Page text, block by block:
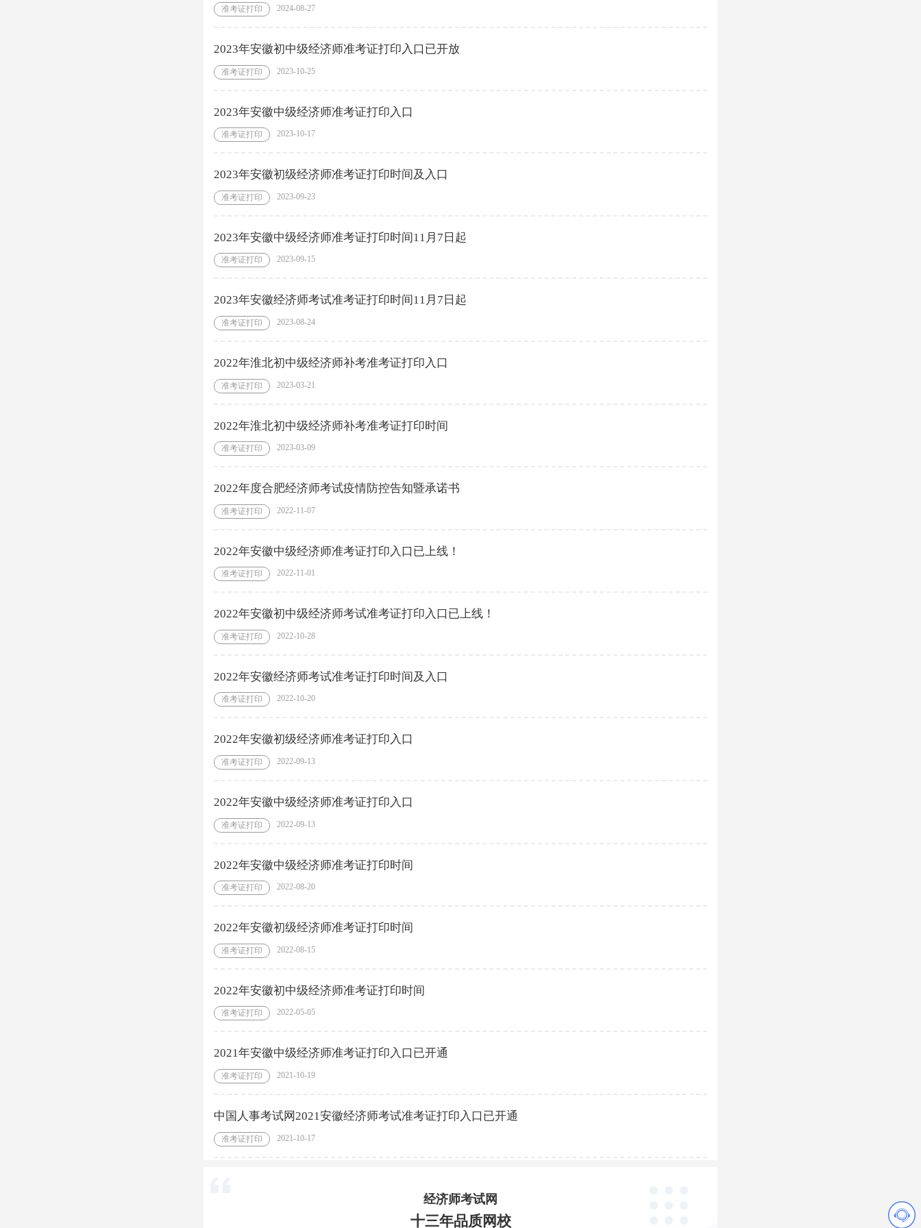
准考证打印 2024-08-27
2023年安徽初中级经济师准考证打印入口已开放
准考证打印 2023-10-25
2023年安徽中级经济师准考证打印入口
准考证打印 2023-10-17
2023年安徽初级经济师准考证打印时间及入口
准考证打印 2023-09-23
2023年安徽中级经济师准考证打印时间11月7日起
准考证打印 2023-09-15
2023年安徽经济师考试准考证打印时间11月7日起
准考证打印 2023-08-24
2022年淮北初中级经济师补考准考证打印入口
准考证打印 2023-03-21
2022年淮北初中级经济师补考准考证打印时间
准考证打印 2023-03-09
2022年度合肥经济师考试疫情防控告知暨承诺书
准考证打印 2022-11-07
2022年安徽中级经济师准考证打印入口已上线！
准考证打印 2022-11-01
2022年安徽初中级经济师考试准考证打印入口已上线！
准考证打印 2022-10-28
2022年安徽经济师考试准考证打印时间及入口
准考证打印 2022-10-20
2022年安徽初级经济师准考证打印入口
准考证打印 2022-09-13
2022年安徽中级经济师准考证打印入口
准考证打印 2022-09-13
2022年安徽中级经济师准考证打印时间
准考证打印 2022-08-20
2022年安徽初级经济师准考证打印时间
准考证打印 2022-08-15
2022年安徽初中级经济师准考证打印时间
准考证打印 2022-05-05
2021年安徽中级经济师准考证打印入口已开通
准考证打印 2021-10-19
中国人事考试网2021安徽经济师考试准考证打印入口已开通
准考证打印 2021-10-17
经济师考试网
十三年品质网校